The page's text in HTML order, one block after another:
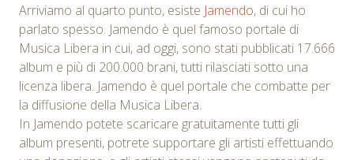
Arriviamo al quarto punto, esiste Jamendo, di cui ho
parlato spesso. Jamendo è quel famoso portale di
Musica Libera in cui, ad oggi, sono stati pubblicati 17.666
album e più di 200.000 brani, tutti rilasciati sotto una
licenza libera. Jamendo è quel portale che combatte per
la diffusione della Musica Libera.
In Jamendo potete scaricare gratuitamente tutti gli
album presenti, potrete supportare gli artisti effettuando